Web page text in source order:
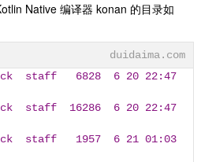
Native 编译器 konan 的目录如
duidaima.com
staff   6828  6 20 22:47
staff  16286  6 20 22:47
staff   1957  6 21 01:03